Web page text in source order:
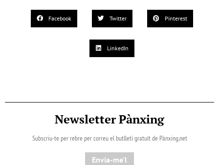
Facebook Twitter Pinterest
LinkedIn
Newsletter Pànxing
Subscriu-te per rebre per correu el butlletí gratuït de Pànxing.net​
Envia-me'l